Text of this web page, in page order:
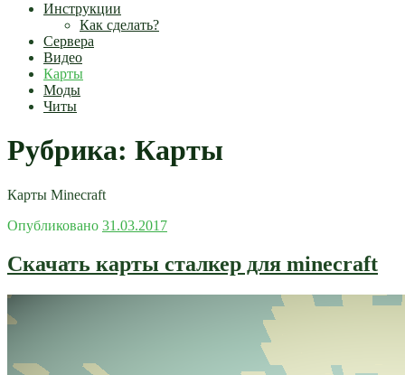
Инструкции
Как сделать?
Сервера
Видео
Карты
Моды
Читы
Рубрика: Карты
Карты Minecraft
Опубликовано 31.03.2017
Скачать карты сталкер для minecraft